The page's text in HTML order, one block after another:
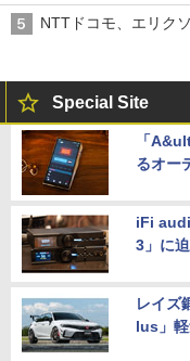
NTTドコモ、エリク
Special Site
「
るオー
iFi
3」に
レイズ
lus」